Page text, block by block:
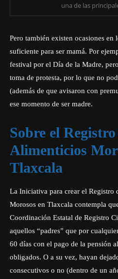
una de las
Pero también existen ocasiones en
suficiente para ser mamá. Por
festival por el Día de la Madre,
toma de protesta, por lo que no
(además de que avisaron con
ese momento de ser madre.
Sobre el
Alimenticios
Tlaxcala
La Iniciativa para crear el Registro
Morosos en Tlaxcala contempla
Coordinación Estatal de Registro
aquellos “padres” que por
60 días con el pago de la pensión
obligados. O a su vez, hayan
consecutivos o no (dentro de un